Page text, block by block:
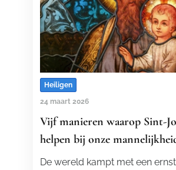
Heiligen
24 maart 2026
Vijf manieren waarop Sint-
helpen bij onze
De wereld kampt met een